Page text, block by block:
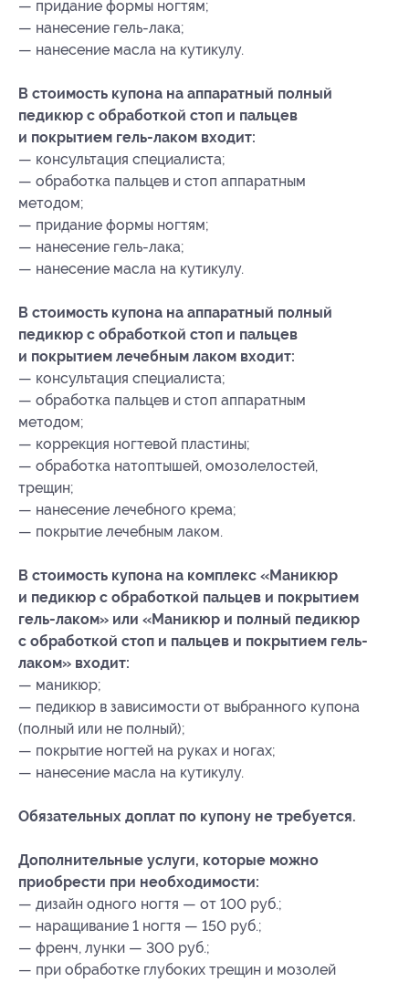
— придание формы ногтям;
— нанесение гель-лака;
— нанесение масла на кутикулу.
В стоимость купона на аппаратный полный
педикюр с обработкой стоп и пальцев
и покрытием гель-лаком входит:
— консультация специалиста;
— обработка пальцев и стоп аппаратным
методом;
— придание формы ногтям;
— нанесение гель-лака;
— нанесение масла на кутикулу.
В стоимость купона на аппаратный полный
педикюр с обработкой стоп и пальцев
и покрытием лечебным лаком входит:
— консультация специалиста;
— обработка пальцев и стоп аппаратным
методом;
— коррекция ногтевой пластины;
— обработка натоптышей, омозолелостей,
трещин;
— нанесение лечебного крема;
— покрытие лечебным лаком.
В стоимость купона на комплекс «Маникюр
и педикюр с обработкой пальцев и покрытием
гель-лаком» или «Маникюр и полный педикюр
с обработкой стоп и пальцев и покрытием гель-
лаком» входит:
— маникюр;
— педикюр в зависимости от выбранного купона
(полный или не полный);
— покрытие ногтей на руках и ногах;
— нанесение масла на кутикулу.
Обязательных доплат по купону не требуется.
Дополнительные услуги, которые можно
приобрести при необходимости:
— дизайн одного ногтя — от 100 руб.;
— наращивание 1 ногтя — 150 руб.;
— френч, лунки — 300 руб.;
— при обработке глубоких трещин и мозолей